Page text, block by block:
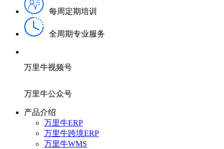
每周定期培训
全周期专业服务
万里牛视频号
万里牛公众号
产品介绍
万里牛ERP
万里牛跨境ERP
万里牛WMS